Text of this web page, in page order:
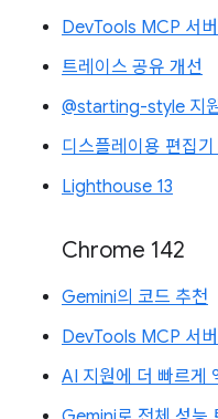
DevTools MCP 서
트레이스 공유 개선
@starting-style 지
디스플레이용 편집
Lighthouse 13
Chrome 142
Gemini의 코드 추천
DevTools MCP 서
AI 지원에 더 빠르게